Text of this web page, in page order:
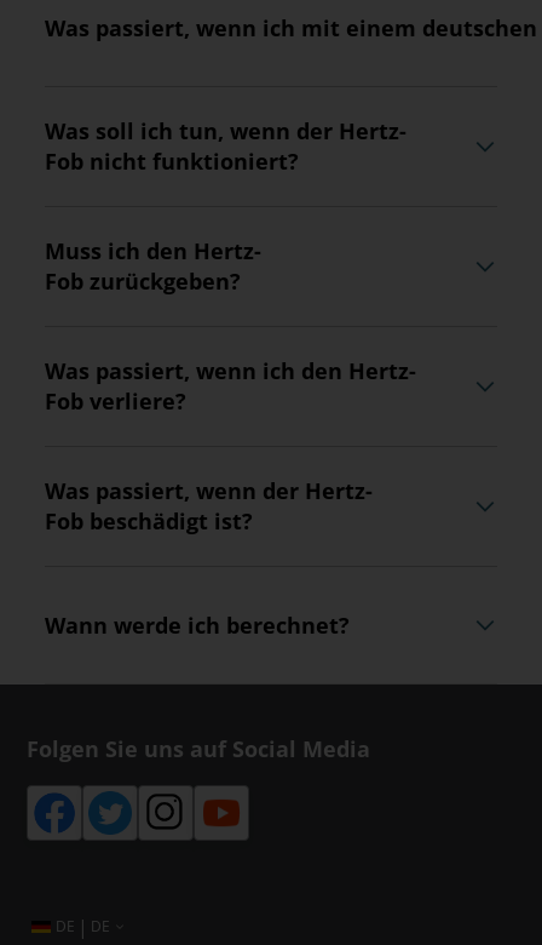
Was passiert, wenn ich mit einem
Was soll ich tun, wenn der Hertz-
Fob nicht funktioniert?
Muss ich den Hertz-
Fob zurückgeben?
Was passiert, wenn ich den Hertz-
Fob verliere?
Was passiert, wenn der Hertz-
Fob beschädigt ist?
Wann werde ich berechnet?
Folgen Sie uns auf Social Media
DE | DE